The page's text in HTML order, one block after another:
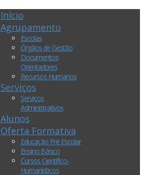
Início
Agrupamento
Escolas
Órgãos de Gestão
Documentos
Orientadores
Recursos Humanos
Serviços
Serviços
Administrativos
Alunos
Oferta Formativa
Educação Pré Escolar
Ensino Básico
Cursos Científico-
Humanísticos